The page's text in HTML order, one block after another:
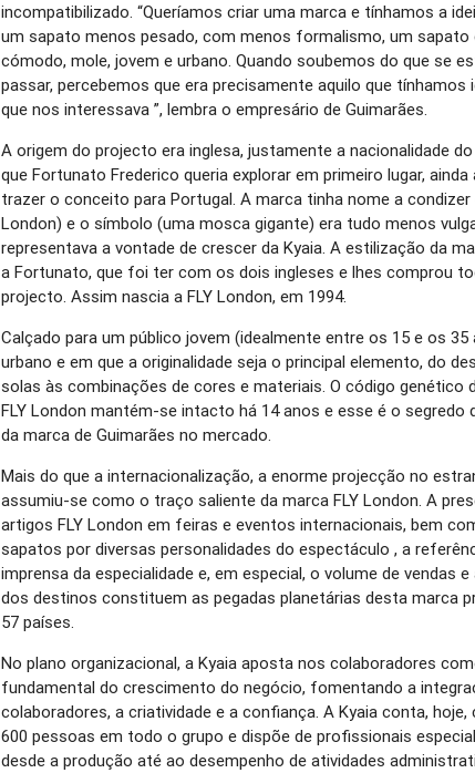
incompatibilizado. “Queríamos criar uma marca e tínhamos a
um sapato menos pesado, com menos formalismo, um sapato
cómodo, mole, jovem e urbano. Quando soubemos do que se
passar, percebemos que era precisamente aquilo que tínhamos
que nos interessava ”, lembra o empresário de Guimarães.
A origem do projecto era inglesa, justamente a nacionalidade
que Fortunato Frederico queria explorar em primeiro lugar, ainda
trazer o conceito para Portugal. A marca tinha nome a condizer
London) e o símbolo (uma mosca gigante) era tudo menos
representava a vontade de crescer da Kyaia. A estilização da
a Fortunato, que foi ter com os dois ingleses e lhes comprou
projecto. Assim nascia a FLY London, em 1994.
Calçado para um público jovem (idealmente entre os 15 e os 35
urbano e em que a originalidade seja o principal elemento, do
solas às combinações de cores e materiais. O código genético
FLY London mantém-se intacto há 14 anos e esse é o segredo
da marca de Guimarães no mercado.
Mais do que a internacionalização, a enorme projecção no
assumiu-se como o traço saliente da marca FLY London. A
artigos FLY London em feiras e eventos internacionais, bem
sapatos por diversas personalidades do espectáculo , a
imprensa da especialidade e, em especial, o volume de vendas e
dos destinos constituem as pegadas planetárias desta marca
57 países.
No plano organizacional, a Kyaia aposta nos colaboradores
fundamental do crescimento do negócio, fomentando a
colaboradores, a criatividade e a confiança. A Kyaia conta, hoje,
600 pessoas em todo o grupo e dispõe de profissionais
desde a produção até ao desempenho de atividades